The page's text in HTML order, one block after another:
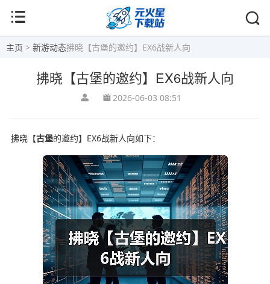
主页 > 新游动态拂晓【古堡的邀约】EX6战新人向
拂晓【古堡的邀约】EX6战新人向
2026-06-03 08:51
拂晓【古堡的邀约】EX6战新人向如下：